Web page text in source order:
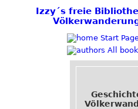
Izzy´s freie
Start
All